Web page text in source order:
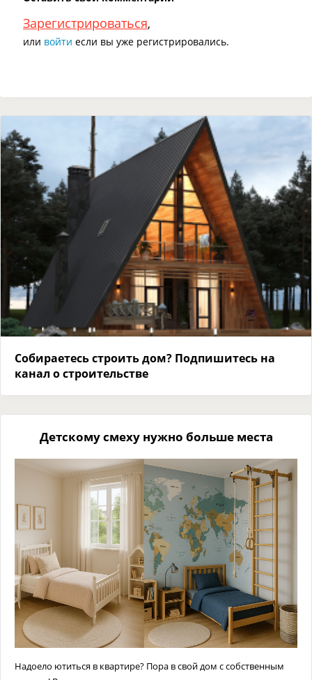
Зарегистрироваться,
или войти если вы уже регистрировались.
Собираетесь строить дом? Подпишитесь на
канал о строительстве
Детскому смеху нужно больше места
Надоело ютиться в квартире? Пора в свой дом с собственным